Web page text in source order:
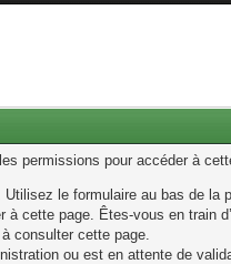
permissions pour accéder à
Utilisez le formulaire au bas de la
à cette page. Êtes-vous en train
consulter cette page.
ou est en attente de